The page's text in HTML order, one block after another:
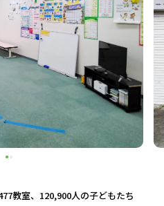
教室、120,900人の子どもたち